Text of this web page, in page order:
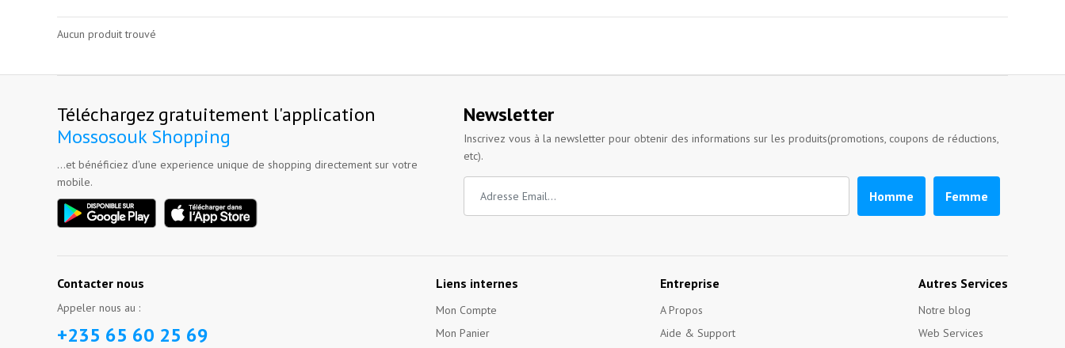
Aucun produit trouvé
Téléchargez gratuitement l'application
Mossosouk Shopping
...et bénéficiez d'une experience unique de shopping directement sur votre
mobile.
Newsletter
Inscrivez vous à la newsletter pour obtenir des informations sur les produits(promotions, coupons de réductions,
etc).
Homme Femme
Contacter nous
Appeler nous au :
+235 65 60 25 69
Liens internes
Mon Compte
Mon Panier
Entreprise
A Propos
Aide & Support
Autres Services
Notre blog
Web Services